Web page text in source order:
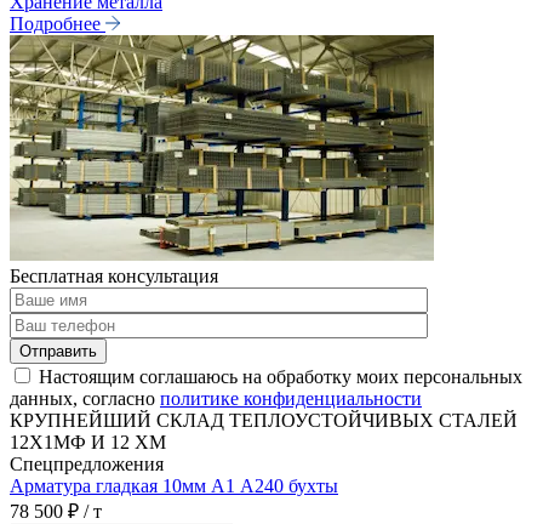
Подробнее
Бесплатная консультация
Отправить
Настоящим соглашаюсь на обработку моих персональных
данных, согласно политике конфиденциальности
КРУПНЕЙШИЙ СКЛАД ТЕПЛОУСТОЙЧИВЫХ СТАЛЕЙ
12Х1МФ И 12 ХМ
Спецпредложения
Арматура гладкая 10мм А1 А240 бухты
78 500 ₽ / т